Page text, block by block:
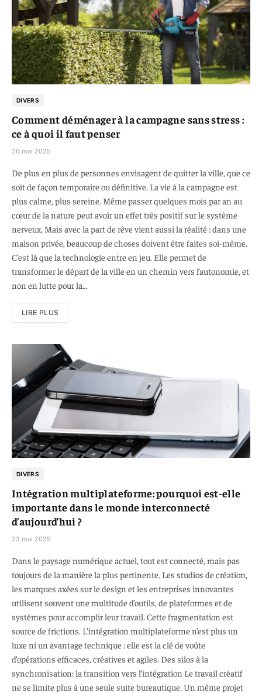
DIVERS
Comment déménager à la campagne sans stress :
ce à quoi il faut penser
26 mai 2025
De plus en plus de personnes envisagent de quitter la ville, que ce
soit de façon temporaire ou définitive. La vie à la campagne est
plus calme, plus sereine. Même passer quelques mois par an au
cœur de la nature peut avoir un effet très positif sur le système
nerveux. Mais avec la part de rêve vient aussi la réalité : dans une
maison privée, beaucoup de choses doivent être faites soi-même.
C’est là que la technologie entre en jeu. Elle permet de
transformer le départ de la ville en un chemin vers l’autonomie, et
non en lutte pour la…
LIRE PLUS
DIVERS
Intégration multiplateforme: pourquoi est-elle
importante dans le monde interconnecté
d’aujourd’hui ?
23 mai 2025
Dans le paysage numérique actuel, tout est connecté, mais pas
toujours de la manière la plus pertinente. Les studios de création,
les marques axées sur le design et les entreprises innovantes
utilisent souvent une multitude d’outils, de plateformes et de
systèmes pour accomplir leur travail. Cette fragmentation est
source de frictions. L’intégration multiplateforme n’est plus un
luxe ni un avantage technique : elle est la clé de voûte
d’opérations efficaces, créatives et agiles. Des silos à la
synchronisation: la transition vers l’intégration Le travail créatif
ne se limite plus à une seule suite bureautique. Un même projet